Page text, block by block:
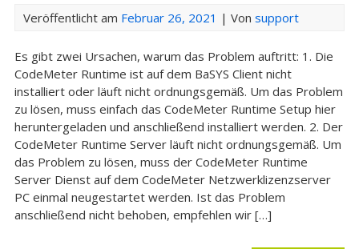
Veröffentlicht am Februar 26, 2021 | Von support
Es gibt zwei Ursachen, warum das Problem auftritt: 1. Die
CodeMeter Runtime ist auf dem BaSYS Client nicht
installiert oder läuft nicht ordnungsgemäß. Um das Problem
zu lösen, muss einfach das CodeMeter Runtime Setup hier
heruntergeladen und anschließend installiert werden. 2. Der
CodeMeter Runtime Server läuft nicht ordnungsgemäß. Um
das Problem zu lösen, muss der CodeMeter Runtime
Server Dienst auf dem CodeMeter Netzwerklizenzserver
PC einmal neugestartet werden. Ist das Problem
anschließend nicht behoben, empfehlen wir […]